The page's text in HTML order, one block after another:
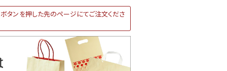
タンを押した先のページにてご注文くださ